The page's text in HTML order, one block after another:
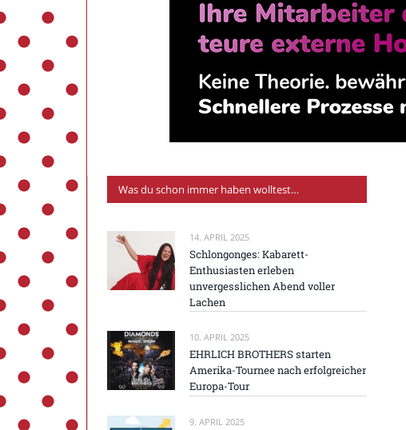
Was du schon immer haben wolltest…
14. APRIL 2025
Schlongonges: Kabarett-
Enthusiasten erleben
unvergesslichen Abend voller
Lachen
10. APRIL 2025
EHRLICH BROTHERS starten
Amerika-Tournee nach erfolgreicher
Europa-Tour
9. APRIL 2025